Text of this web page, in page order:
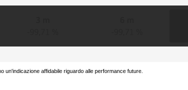
un'indicazione affidabile riguardo alle performance future.